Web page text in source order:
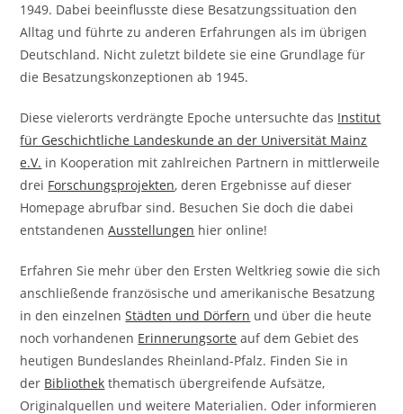
1949. Dabei beeinflusste diese Besatzungssituation den
Alltag und führte zu anderen Erfahrungen als im übrigen
Deutschland. Nicht zuletzt bildete sie eine Grundlage für
die Besatzungskonzeptionen ab 1945.
Diese vielerorts verdrängte Epoche untersuchte das Institut
für Geschichtliche Landeskunde an der Universität Mainz
e.V. in Kooperation mit zahlreichen Partnern in mittlerweile
drei Forschungsprojekten, deren Ergebnisse auf dieser
Homepage abrufbar sind. Besuchen Sie doch die dabei
entstandenenAusstellungen hier online!
Erfahren Sie mehr über den Ersten Weltkrieg sowie die sich
anschließende französische und amerikanische Besatzung
in den einzelnenStädten und Dörfern und über die heute
noch vorhandenen Erinnerungsorte auf dem Gebiet des
heutigen Bundeslandes Rheinland-Pfalz. Finden Sie in
der Bibliothek thematisch übergreifende Aufsätze,
Originalquellen und weitere Materialien. Oder informieren